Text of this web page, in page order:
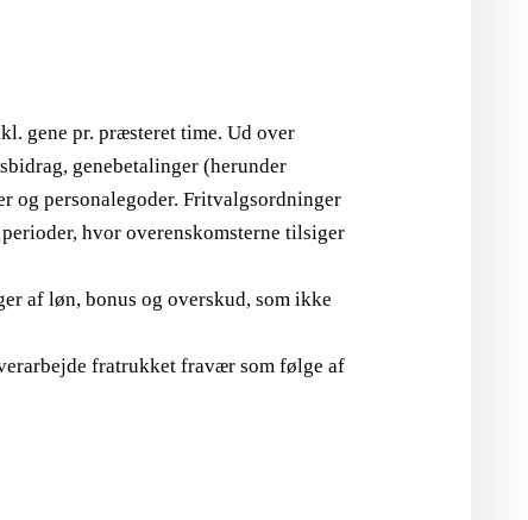
gene pr. præsteret time. Ud over
genebetalinger (herunder
og personalegoder. Fritvalgsordninger
hvor overenskomsterne tilsiger
af løn, bonus og overskud, som ikke
fratrukket fravær som følge af